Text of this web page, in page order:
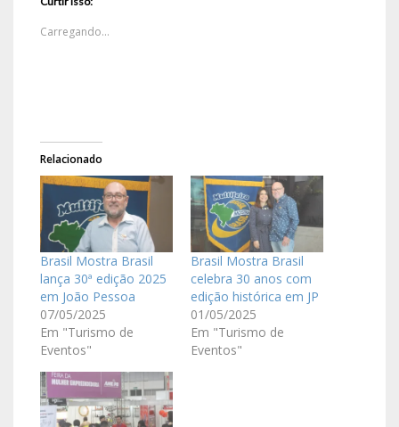
Carregando...
Relacionado
Brasil Mostra Brasil
lança 30ª edição 2025
em João Pessoa
07/05/2025
Em "Turismo de
Eventos"
Brasil Mostra Brasil
celebra 30 anos com
edição histórica em JP
01/05/2025
Em "Turismo de
Eventos"